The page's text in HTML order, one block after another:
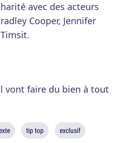
avec des acteurs
Cooper, Jennifer
vont faire du bien à tout
tip top exclusif